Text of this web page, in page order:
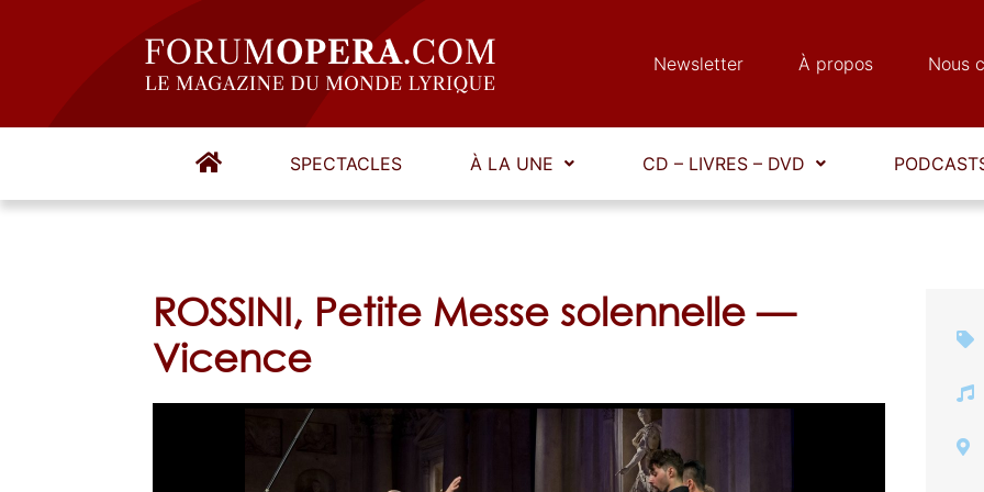
Newsletter À propos Nous
SPECTACLES À LA UNE CD – LIVRES – DVD
ROSSINI, Petite Messe solennelle —
Vicence